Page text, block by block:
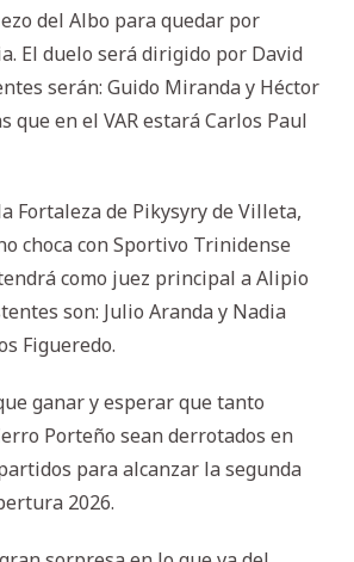
del Albo para quedar por
El duelo será dirigido por David
serán: Guido Miranda y Héctor
que en el VAR estará Carlos Paul
Fortaleza de Pikysyry de Villeta,
choca con Sportivo Trinidense
como juez principal a Alipio
son: Julio Aranda y Nadia
Figueredo.
ganar y esperar que tanto
Porteño sean derrotados en
para alcanzar la segunda
2026.